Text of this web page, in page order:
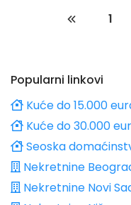
1
Popularni linkovi
Kuće do 15.000
Kuće do 30.000
Seoska
Nekretnine
Nekretnine Novi